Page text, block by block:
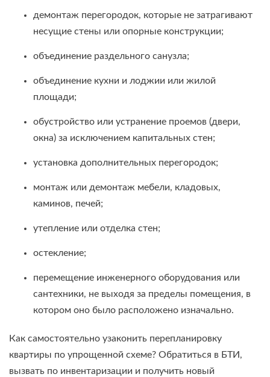
демонтаж перегородок, которые не затрагивают
несущие стены или опорные конструкции;
объединение раздельного санузла;
объединение кухни и лоджии или жилой
площади;
обустройство или устранение проемов (двери,
окна) за исключением капитальных стен;
установка дополнительных перегородок;
монтаж или демонтаж мебели, кладовых,
каминов, печей;
утепление или отделка стен;
остекление;
перемещение инженерного оборудования или
сантехники, не выходя за пределы помещения, в
котором оно было расположено изначально.
Как самостоятельно узаконить перепланировку
квартиры по упрощенной схеме? Обратиться в БТИ,
вызвать по инвентаризации и получить новый